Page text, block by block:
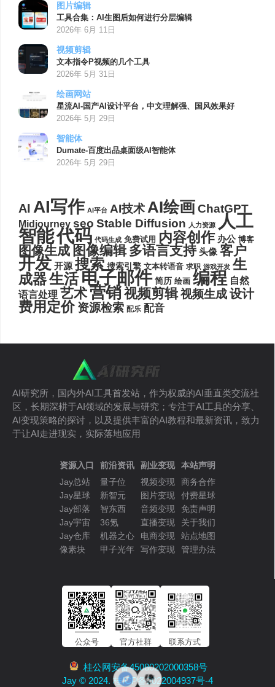
图片编辑
工具合集：AI生图后如何进行分层编辑
2026年 6月 11日
视频剪辑
文本指令P视频的几个工具
2026年 5月 31日
绘画网站
星流AI-国产AI设计平台，中文理解强、国风效果好
2026年 5月 29日
智能体
Dumate-百度出品桌面级AI智能体
2026年 5月 29日
AI AI写作 AI平台 AI技术AI绘画ChatGPT
Midjourney seo Stable Diffusion 人力资源 人工
智能代码 代码生成 免费试用 内容创作 办公 博客
图像生成 图像编辑 多语言支持 头像 客户
开发 开源 搜索 搜索引擎 文本转语音 求职 游戏开发 生
成器生活电子邮件 简历 绘画 编程 自然
语言处理 艺术营销视频剪辑视频生成设计
费用定价 资源检索 配乐 配音
AI研究所，国内外AI工具首发站，作为权威的AI垂直类交流社
区，长期深耕于AI领域的发展与研究；专注于AI工具的分享、
AI变现策略的探讨，以及提供丰富的AI教程和最新资讯，致力
于让AI走进现实，实际落地应用
资源入口
Jay总站
Jay星球
Jay部落
Jay宇宙
Jay仓库
像素块
前沿资讯
量子位
新智元
智东西
36氪
机器之心
甲子光年
副业变现
视频变现
图片变现
音频变现
直播变现
电商变现
写作变现
本站声明
商务合作
付费星球
免责声明
关于我们
站点地图
管理办法
公众号 官方社群 联系方式
桂公网安备45080202000358号
Jay © 2024. 桂ICP备2022004937号-4